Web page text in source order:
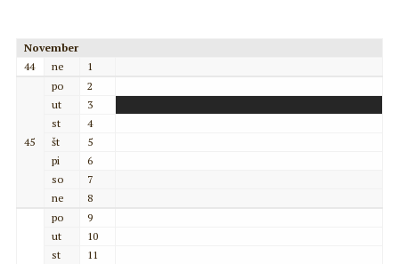
November
44
ne 1
45
po
2
ut
3
st
4
št
5
pi
6
so
7
ne
8
po
9
ut
10
st
11